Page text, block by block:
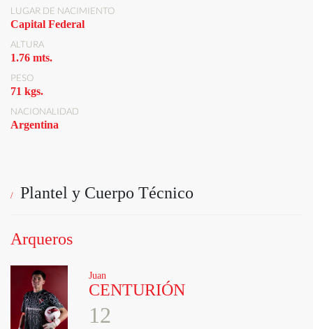
LUGAR DE NACIMIENTO
Capital Federal
ALTURA
1.76 mts.
PESO
71 kgs.
NACIONALIDAD
Argentina
Plantel y Cuerpo Técnico
Arqueros
Juan
CENTURIÓN
12